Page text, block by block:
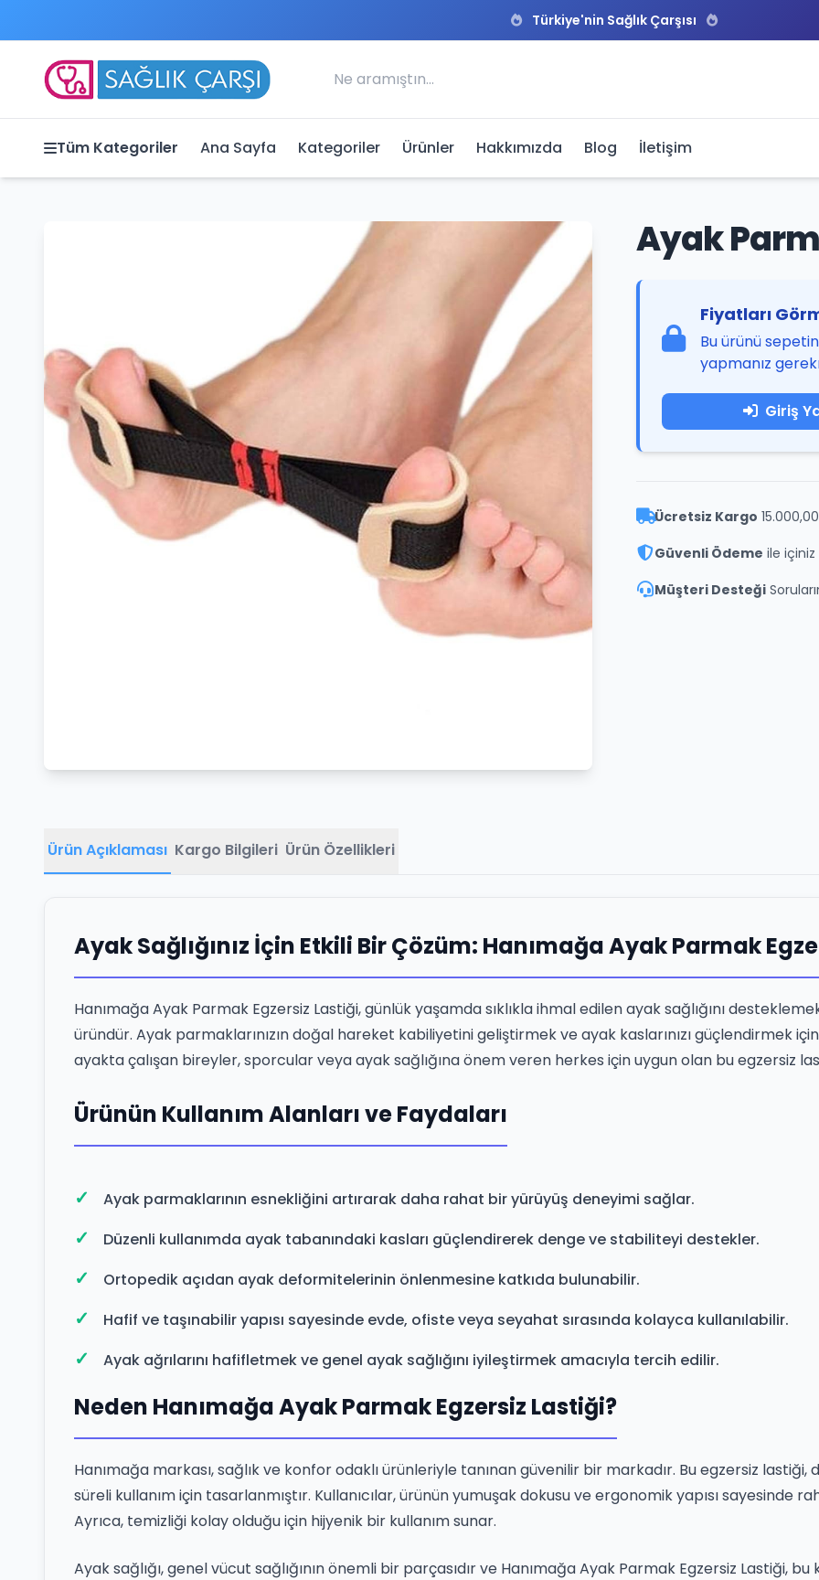
Türkiye'nin Sağlık Çarşısı
Tüm Kategoriler Ana Sayfa Kategoriler Ürünler Hakkımızda Blog İletişim
Ayak
Fiyatları
Bu ürünü
yapmanız
Giriş
Ücretsiz Kargo
Güvenli Ödeme ile
Müşteri Desteği
Ürün Açıklaması Kargo Bilgileri Ürün Özellikleri
Ayak Sağlığınız İçin Etkili Bir Çözüm: Hanımağa Ayak Parmak
Hanımağa Ayak Parmak Egzersiz Lastiği, günlük yaşamda sıklıkla ihmal edilen ayak sağlığını
üründür. Ayak parmaklarınızın doğal hareket kabiliyetini geliştirmek ve ayak kaslarınızı güçlendirmek
ayakta çalışan bireyler, sporcular veya ayak sağlığına önem veren herkes için uygun olan bu egzersiz
Ürünün Kullanım Alanları ve Faydaları
Ayak parmaklarının esnekliğini artırarak daha rahat bir yürüyüş deneyimi sağlar.
Düzenli kullanımda ayak tabanındaki kasları güçlendirerek denge ve stabiliteyi destekler.
Ortopedik açıdan ayak deformitelerinin önlenmesine katkıda bulunabilir.
Hafif ve taşınabilir yapısı sayesinde evde, ofiste veya seyahat sırasında kolayca kullanılabilir.
Ayak ağrılarını hafifletmek ve genel ayak sağlığını iyileştirmek amacıyla tercih edilir.
Neden Hanımağa Ayak Parmak Egzersiz Lastiği?
Hanımağa markası, sağlık ve konfor odaklı ürünleriyle tanınan güvenilir bir markadır. Bu egzersiz
süreli kullanım için tasarlanmıştır. Kullanıcılar, ürünün yumuşak dokusu ve ergonomik yapısı sayesinde
Ayrıca, temizliği kolay olduğu için hijyenik bir kullanım sunar.
Ayak sağlığı, genel vücut sağlığının önemli bir parçasıdır ve Hanımağa Ayak Parmak Egzersiz Lastiği,